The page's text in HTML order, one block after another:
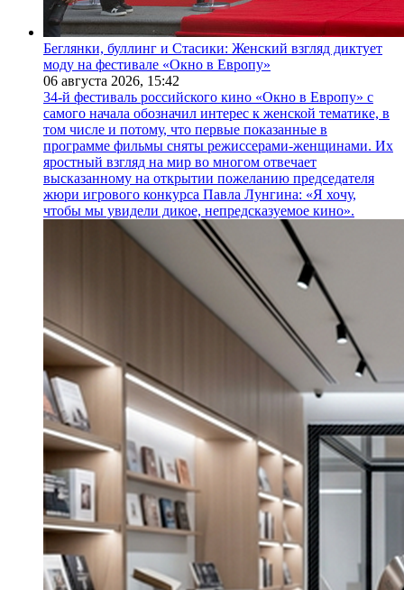
Беглянки, буллинг и Стасики: Женский взгляд диктует
моду на фестивале «Окно в Европу»
06 августа 2026, 15:42
34-й фестиваль российского кино «Окно в Европу» с
самого начала обозначил интерес к женской тематике, в
том числе и потому, что первые показанные в
программе фильмы сняты режиссерами-женщинами. Их
яростный взгляд на мир во многом отвечает
высказанному на открытии пожеланию председателя
жюри игрового конкурса Павла Лунгина: «Я хочу,
чтобы мы увидели дикое, непредсказуемое кино».